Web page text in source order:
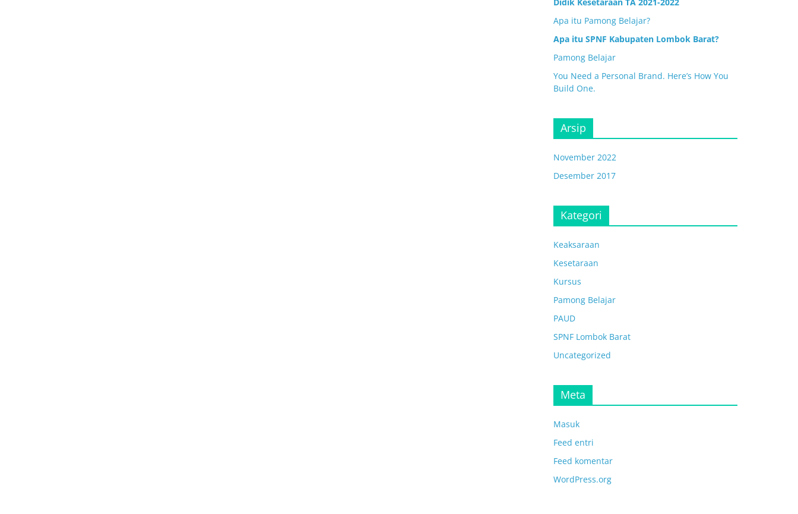
Apa itu Pamong Belajar?
Apa itu SPNF Kabupaten Lombok Barat?
Pamong Belajar
You Need a Personal Brand. Here’s How You
Build One.
Arsip
November 2022
Desember 2017
Kategori
Keaksaraan
Kesetaraan
Kursus
Pamong Belajar
PAUD
SPNF Lombok Barat
Uncategorized
Meta
Masuk
Feed entri
Feed komentar
WordPress.org